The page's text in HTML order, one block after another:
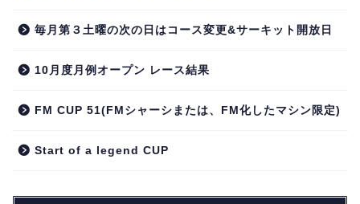
毎月第３土曜の次の日はコース変更&サーキット開放日
10月度月例オープン レース結果
FM CUP 51(FMシャーシまたは、FM化したマシン限定)
Start of a legend CUP